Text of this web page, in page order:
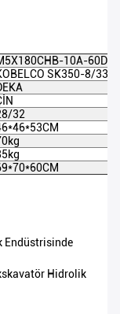
10A-60D/
SK350-8/
32
Endüstrisinde
Hidrolik